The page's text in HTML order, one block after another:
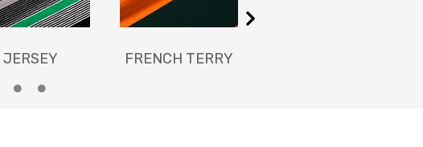
JERSEY FRENCH TERRY